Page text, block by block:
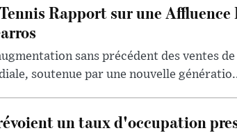
Rapport sur une
sans précédent des ventes
soutenue par une nouvelle
un taux d'occupation